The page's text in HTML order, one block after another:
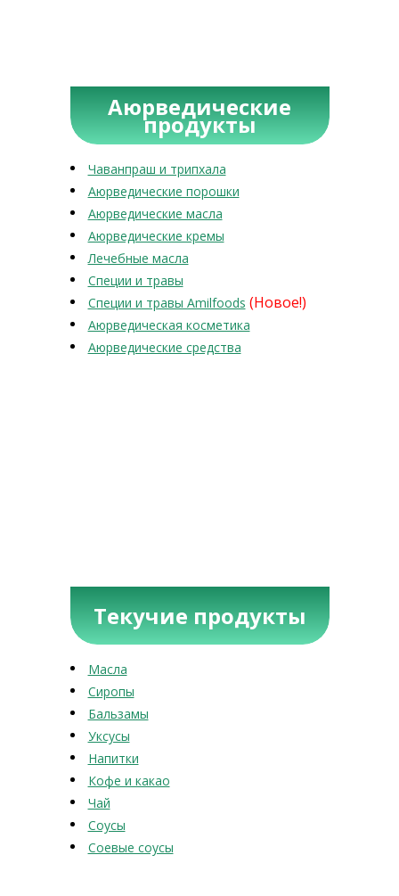
Аюрведические
продукты
Чаванпраш и трипхала
Аюрведические порошки
Аюрведические масла
Аюрведические кремы
Лечебные масла
Специи и травы
Специи и травы Amilfoods (Новое!)
Аюрведическая косметика
Аюрведические средства
Текучие продукты
Масла
Сиропы
Бальзамы
Уксусы
Напитки
Кофе и какао
Чай
Соусы
Соевые соусы